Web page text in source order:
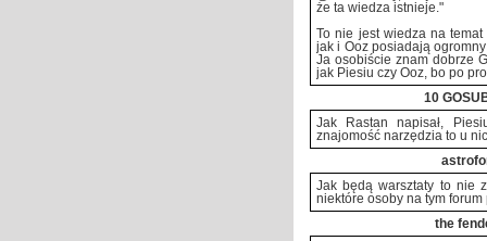
że ta wiedza istnieje."
To nie jest wiedza na
jak i Ooz posiadają
Ja osobiście znam dobrze
jak Piesiu czy Ooz, bo po
10
Jak Rastan napisał,
znajomość narzędzia to u
Jak będą warsztaty to nie
niektóre osoby na tym
the